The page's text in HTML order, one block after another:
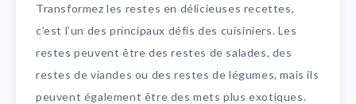
Transformez les restes en délicieuses recettes,
c’est l’un des principaux défis des cuisiniers. Les
restes peuvent être des restes de salades, des
restes de viandes ou des restes de légumes, mais ils
peuvent également être des mets plus exotiques.